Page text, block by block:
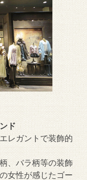
ド
レガントで装飾的
、バラ柄等の装飾
女性が感じたゴー